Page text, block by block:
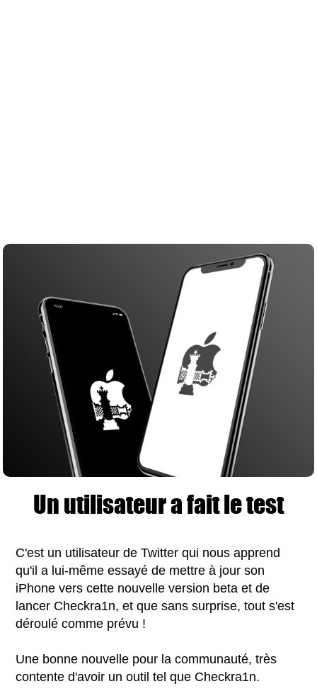
Un utilisateur a fait le test
C'est un utilisateur de Twitter qui nous apprend
qu'il a lui-même essayé de mettre à jour son
iPhone vers cette nouvelle version beta et de
lancer Checkra1n, et que sans surprise, tout s'est
déroulé comme prévu !
Une bonne nouvelle pour la communauté, très
contente d'avoir un outil tel que Checkra1n.